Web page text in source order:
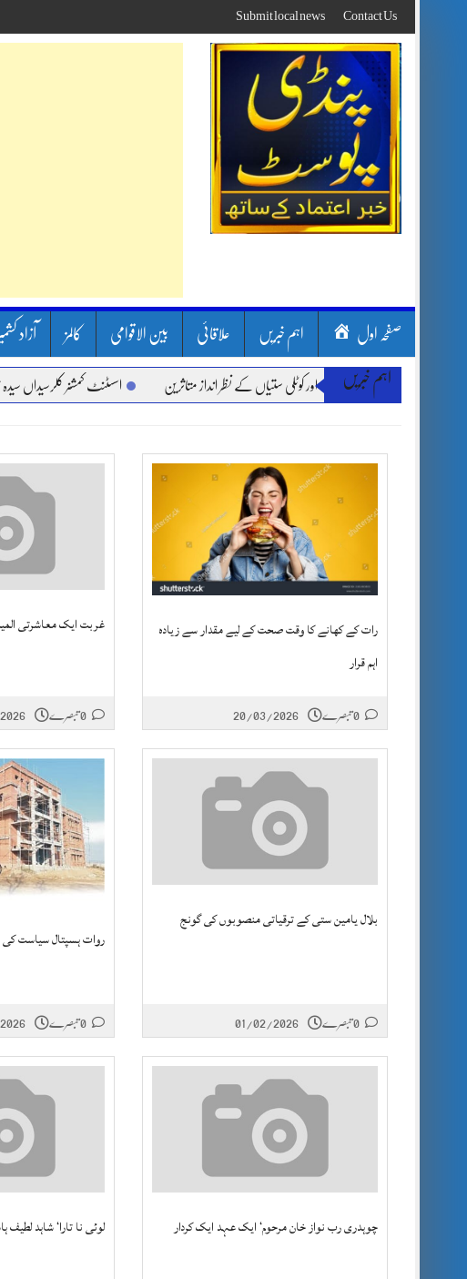
to
content
Contact Us
Submit local news
صفحہ اول اہم خبریں علاقائی بین الاقوامی کالمز آزاد
اہم خبریں
بارشیں، لینڈ سلائیڈنگ اور کوٹلی ستیاں کے نظر انداز متاثرین اسسٹنٹ کمشنر کلرسیداں سیدہ
رات کے کھانے کا وقت صحت کے لیے مقدار سے زیادہ
اہم قرار
20/03/2026
غربت ایک معاشرتی
بلال یامین ستی کے ترقیاتی منصوبوں کی گونج
01/02/2026
روات ہسپتال سیاست کی
چوہدری رب نواز خان مرحوم‘ ایک عہد ایک کردار لوئی نا تارا‘ شاہد لطیف